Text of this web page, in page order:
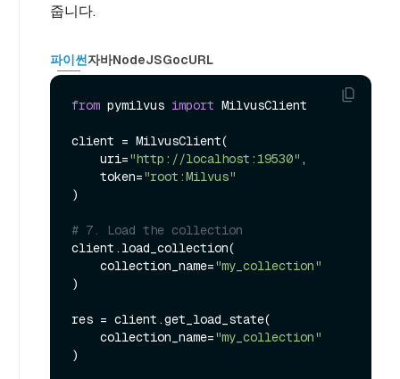
줍니다.
파이썬자바NodeJSGocURL
from pymilvus import MilvusClient
client = MilvusClient(
    uri=
"http://localhost:19530" ,
    token=
"root:Milvus"
)
# 7. Load the collection
client.load_collection(
    collection_name=
"my_collection"
)
res = client.get_load_state(
    collection_name=
"my_collection"
)